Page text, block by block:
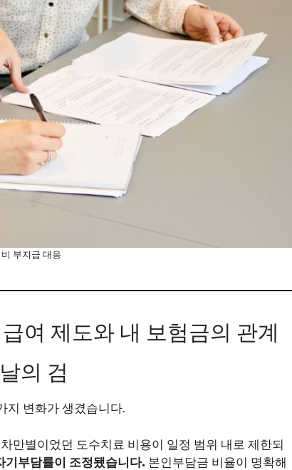
부지급 대응
여 제도와 내 보험금의 관계
의 검
지 변화가 생겼습니다.
만별이었던 도수치료 비용이 일정 범위 내로 제한되
기부담률이 조정됐습니다. 본인부담금 비율이 명확해